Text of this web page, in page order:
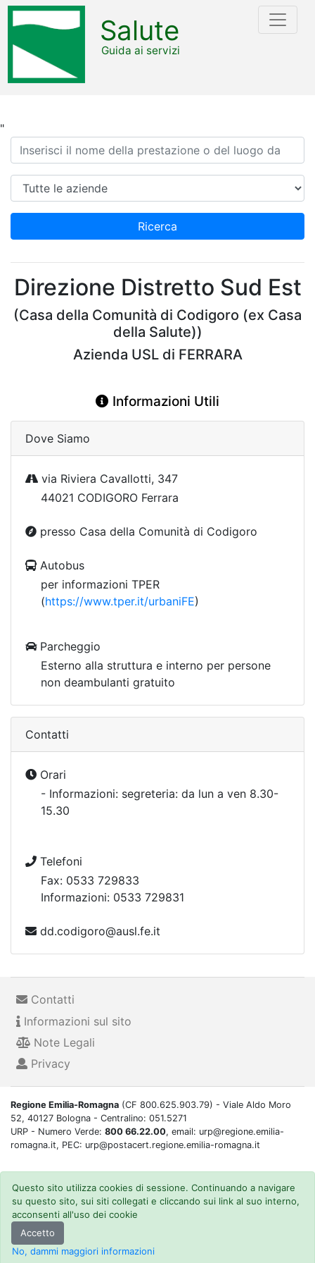
"
Salute
Guida ai servizi
Ricerca
Azienda
Ricerca
Direzione Distretto Sud Est
(Casa della Comunità di Codigoro (ex Casa
della Salute))
Azienda USL di FERRARA
Informazioni Utili
Dove Siamo
via Riviera Cavallotti, 347
44021 CODIGORO Ferrara
presso Casa della Comunità di Codigoro
Autobus
per informazioni TPER
(https://www.tper.it/urbaniFE)
Parcheggio
Esterno alla struttura e interno per persone
non deambulanti gratuito
Contatti
Orari
- Informazioni: segreteria: da lun a ven 8.30-
15.30
Telefoni
Fax: 0533 729833
Informazioni: 0533 729831
dd.codigoro@ausl.fe.it
Contatti
Informazioni sul sito
Note Legali
Privacy
Regione Emilia-Romagna (CF 800.625.903.79) - Viale Aldo Moro
52, 40127 Bologna - Centralino: 051.5271
URP - Numero Verde: 800 66.22.00, email: urp@regione.emilia-
romagna.it, PEC: urp@postacert.regione.emilia-romagna.it
Questo sito utilizza cookies di sessione. Continuando a navigare
su questo sito, sui siti collegati e cliccando sui link al suo interno,
acconsenti all'uso dei cookie
Accetto
No, dammi maggiori informazioni